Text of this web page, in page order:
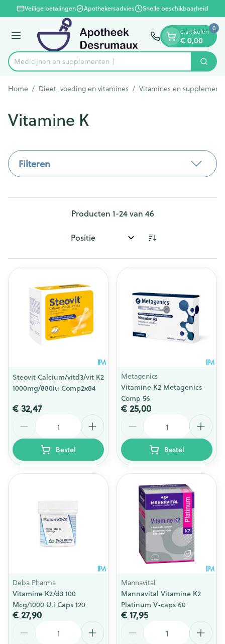
Ga naar de inhoud
1 van 1Veilige betalingen Apothekersadvies Snelle beschikbaarheid
Menu
Product, merk, categorie...
Medicij Zoek
0 artikelen
€ 0,00
0
Home / Dieet, voeding en vitamines / Vitamines en
Vitamine K
Filteren
Producten 1-24van 46
Sorteer op:
Steovit Calcium/vitd3/vit K2
1000mg/880iu Comp2x84
€ 32,47
Bestel
Metagenics
Vitamine K2 Metagenics
Comp 56
€ 25,00
Bestel
Deba Pharma
Vitamine K2/d3 100
Mcg/1000 U.i Caps 120
€ 27,90
Mannavital
Mannavital Vitamine K2
Platinum V-caps 60
€ 17,95